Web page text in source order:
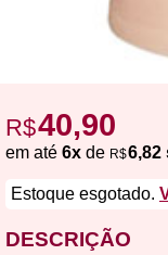
R$40,90
em até 6x de R$6,82
Estoque esgotado.
DESCRIÇÃO